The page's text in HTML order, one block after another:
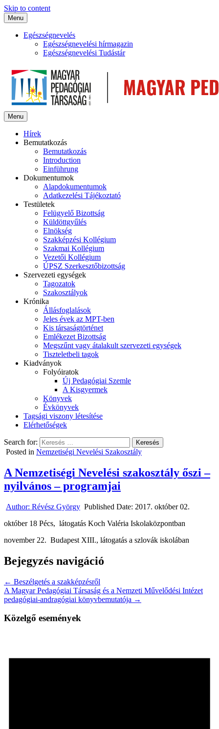
Skip to content
Menu
Egészségnevelés
Egészségnevelési hírmagazin
Egészségnevelési Tudástár
Menu
Hírek
Bemutatkozás
Bemutatkozás
Introduction
Einführung
Dokumentumok
Alapdokumentumok
Adatkezelési Tájékoztató
Testületek
Felügyelő Bizottság
Küldöttgyűlés
Elnökség
Szakképzési Kollégium
Szakmai Kollégium
Vezetői Kollégium
ÚPSZ Szerkesztőbizottság
Szervezeti egységek
Tagozatok
Szakosztályok
Krónika
Állásfoglalások
Jeles évek az MPT-ben
Kis társaságtörténet
Emlékezet Bizottság
Megszűnt vagy átalakult szervezeti egységek
Tiszteletbeli tagok
Kiadványok
Folyóiratok
Új Pedagógiai Szemle
A Kisgyermek
Könyvek
Évkönyvek
Tagsági viszony létesítése
Elérhetőségek
Search for:
Posted in Nemzetiségi Nevelési Szakosztály
A Nemzetiségi Nevelési szakosztály őszi –
nyilvános – programjai
Author: Révész György Published Date: 2017. október 02.
október 18 Pécs, látogatás Koch Valéria Iskolaközpontban
november 22. Budapest XIII., látogatás a szlovák iskolában
Bejegyzés navigáció
← Beszélgetés a szakképzésről
A Magyar Pedagógiai Társaság és a Nemzeti Művelődési Intézet
pedagógiai-andragógiai könyvbemutatója →
Közelgő események